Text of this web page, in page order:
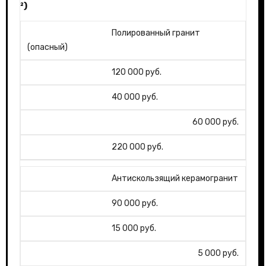
²)
Полированный гранит
(опасный)
120 000 руб.
40 000 руб.
60 000 руб.
220 000 руб.
Антискользящий керамогранит
90 000 руб.
15 000 руб.
5 000 руб.